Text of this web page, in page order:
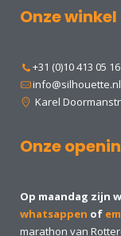
Onze winkel
+31 (0)10 413 05 16
info@silhouette.nl
Karel
Onze
Op maandag zijn
whatsappen of
marathon van